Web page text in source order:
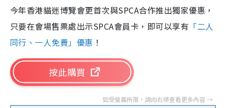
今年香港貓迷博覽會更首次與SPCA合作推出獨家優惠，
只要在會場售票處出示SPCA會員卡，即可以享有 「二人
同行、一人免費」優惠 ！
按此購買